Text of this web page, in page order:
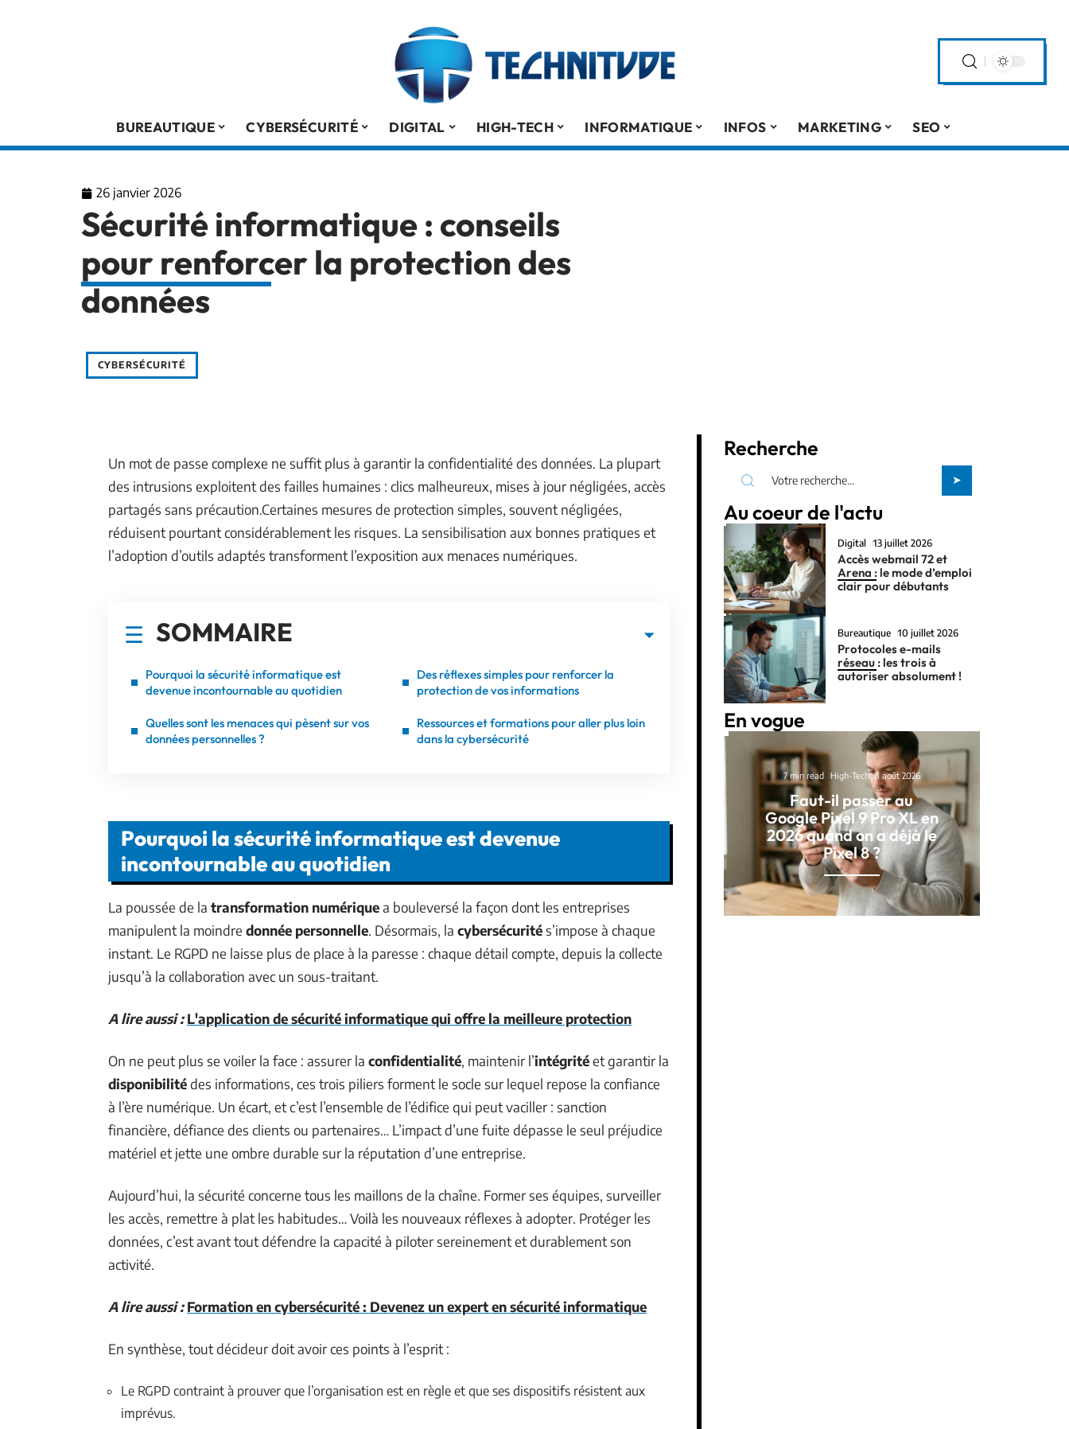
BUREAUTIQUE CYBERSÉCURITÉ DIGITAL HIGH-TECH INFORMATIQUE INFOS MARKETING SEO
26 janvier 2026
Sécurité informatique : conseils
pour renforcer la protection des
données
CYBERSÉCURITÉ
Un mot de passe complexe ne suffit plus à garantir la confidentialité des données. La plupart
des intrusions exploitent des failles humaines : clics malheureux, mises à jour négligées, accès
partagés sans précaution.Certaines mesures de protection simples, souvent négligées,
réduisent pourtant considérablement les risques. La sensibilisation aux bonnes pratiques et
l’adoption d’outils adaptés transforment l’exposition aux menaces numériques.
SOMMAIRE
Pourquoi la sécurité informatique est
devenue incontournable au quotidien
Quelles sont les menaces qui pèsent sur vos
données personnelles ?
Des réflexes simples pour renforcer la
protection de vos informations
Ressources et formations pour aller plus loin
dans la cybersécurité
Pourquoi la sécurité informatique est devenue
incontournable au quotidien
La poussée de la transformation numériquea bouleversé la façon dont les entreprises
manipulent la moindre donnée personnelle. Désormais, la cybersécurités’impose à chaque
instant. Le RGPD ne laisse plus de place à la paresse : chaque détail compte, depuis la collecte
jusqu’à la collaboration avec un sous-traitant.
A lire aussi : L'application de sécurité informatique qui offre la meilleure protection
On ne peut plus se voiler la face : assurer la confidentialité, maintenir l’intégritéet garantir la
disponibilitédes informations, ces trois piliers forment le socle sur lequel repose la confiance
à l’ère numérique. Un écart, et c’est l’ensemble de l’édifice qui peut vaciller : sanction
financière, défiance des clients ou partenaires… L’impact d’une fuite dépasse le seul préjudice
matériel et jette une ombre durable sur la réputation d’une entreprise.
Aujourd’hui, la sécurité concerne tous les maillons de la chaîne. Former ses équipes, surveiller
les accès, remettre à plat les habitudes… Voilà les nouveaux réflexes à adopter. Protéger les
données, c’est avant tout défendre la capacité à piloter sereinement et durablement son
activité.
A lire aussi : Formation en cybersécurité : Devenez un expert en sécurité informatique
En synthèse, tout décideur doit avoir ces points à l’esprit :
Le RGPD contraint à prouver que l’organisation est en règle et que ses dispositifs résistent aux
imprévus.
Recherche
Au coeur de l'actu
Digital 13 juillet 2026
Accès webmail 72 et
Arena : le mode d’emploi
clair pour débutants
Bureautique 10 juillet 2026
Protocoles e-mails
réseau : les trois à
autoriser absolument !
En vogue
7 min read High-Tech 3 août 2026
Faut-il passer au
Google Pixel 9 Pro XL en
2026 quand on a déjà le
Pixel 8 ?